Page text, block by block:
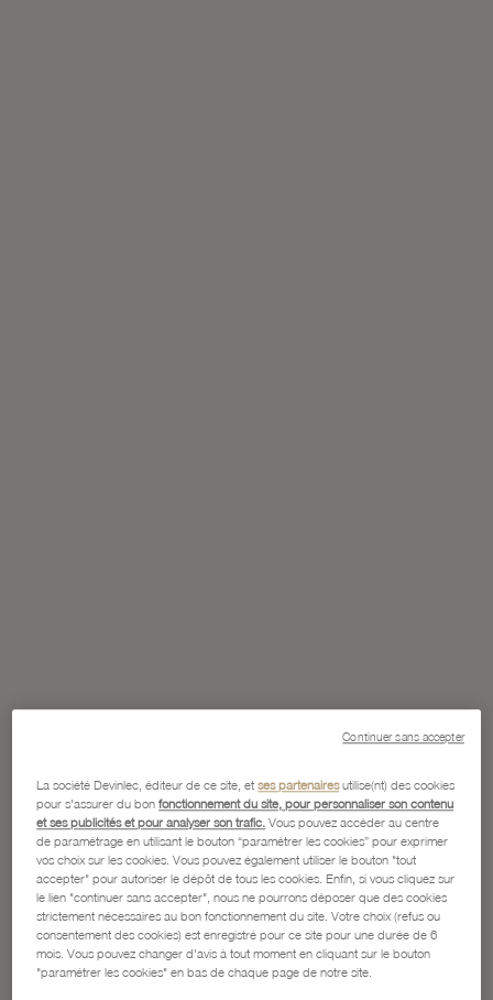
La société Devinlec, éditeur de ce site, etses partenairesutilise(nt) des cookies
pour s'assurer du bonfonctionnement du site, pour personnaliser son contenu
et ses publicités et pour analyser son trafic. Vous pouvez accéder au centre
de paramétrage en utilisant le bouton “paramétrer les cookies” pour exprimer
vos choix sur les cookies. Vous pouvez également utiliser le bouton "tout
accepter" pour autoriser le dépôt de tous les cookies. Enfin, si vous cliquez sur
le lien "continuer sans accepter", nous ne pourrons déposer que des cookies
strictement nécessaires au bon fonctionnement du site. Votre choix (refus ou
consentement des cookies) est enregistré pour ce site pour une durée de 6
mois. Vous pouvez changer d'avis à tout moment en cliquant sur le bouton
"paramétrer les cookies" en bas de chaque page de notre site.
Continuer sans accepter